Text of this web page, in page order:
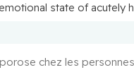
state of
chez les